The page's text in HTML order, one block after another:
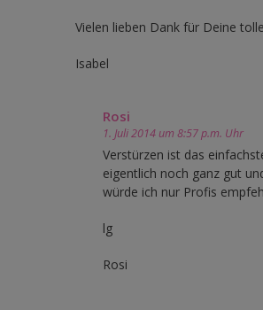
Vielen lieben Dank für Deine
Isabel
Rosi
1. Juli 2014 um 8:57 p.m. Uhr
Verstürzen ist das
eigentlich noch ganz gut
würde ich nur Profis
lg
Rosi